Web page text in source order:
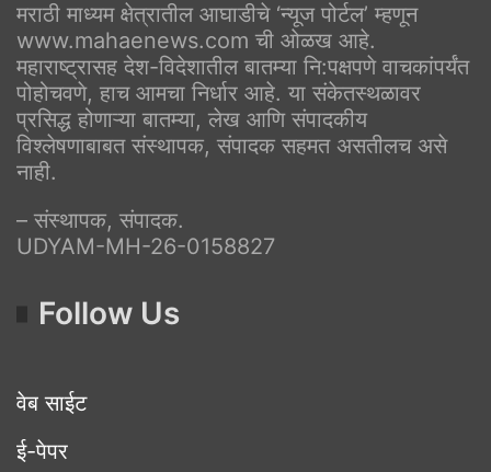
मराठी माध्यम क्षेत्रातील आघाडीचे ‘न्यूज पोर्टल’ म्हणून
www.mahaenews.com ची ओळख आहे.
महाराष्ट्रासह देश-विदेशातील बातम्या नि:पक्षपणे वाचकांपर्यंत
पोहोचवणे, हाच आमचा निर्धार आहे. या संकेतस्थळावर
प्रसिद्ध होणाऱ्या बातम्या, लेख आणि संपादकीय
विश्लेषणाबाबत संस्थापक, संपादक सहमत असतीलच असे
नाही.
– संस्थापक, संपादक.
UDYAM-MH-26-0158827
Follow Us
वेब साईट
ई-पेपर